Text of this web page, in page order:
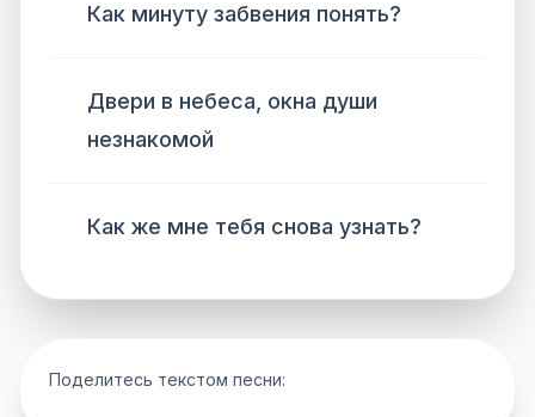
Как минуту забвения понять?
Двери в небеса, окна души
незнакомой
Как же мне тебя снова узнать?
Поделитесь текстом песни: